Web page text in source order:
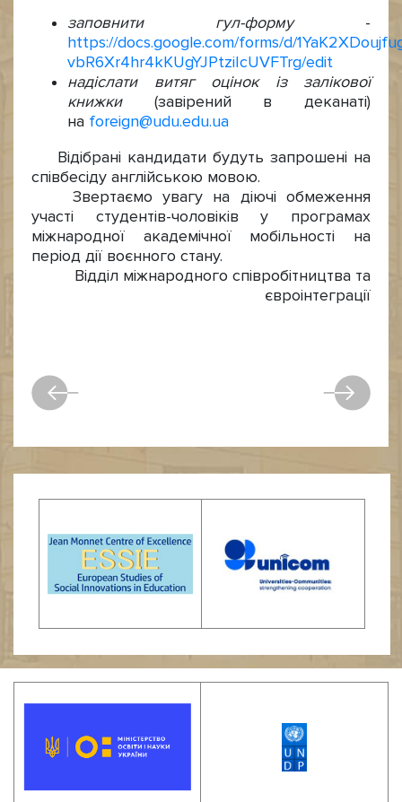
заповнити гул-форму-
https://docs.google.com/forms/d/
vbR6Xr4hr4kKUgYJPtziIcUVFTrg/edit
надіслати витяг оцінок із залікової
книжки (завірений в деканаті)
на foreign@udu.edu.ua
Відібрані кандидати будуть запрошені на
співбесіду англійською мовою.
Звертаємо увагу на діючі обмеження
участі студентів-чоловіків у програмах
міжнародної академічної мобільності на
період дії воєнного стану.
Відділ міжнародного співробітництва та
євроінтеграції